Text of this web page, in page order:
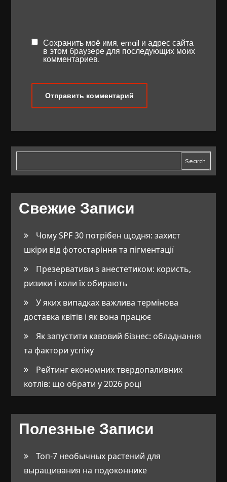
Сохранить моё имя, email и адрес сайта
в этом браузере для последующих моих
комментариев.
Search
Свежие Записи
Чому SPF 30 потрібен щодня: захист
шкіри від фотостаріння та пігментації
Презервативи з анестетиком: користь,
ризики і коли їх обирають
У яких випадках важлива термінова
доставка квітів і як вона працює
Як запустити кавовий бізнес: обладнання
та фактори успіху
Рейтинг економних твердопаливних
котлів: що обрати у 2026 році
Полезные Записи
Топ-7 необычных растений для
выращивания на подоконнике